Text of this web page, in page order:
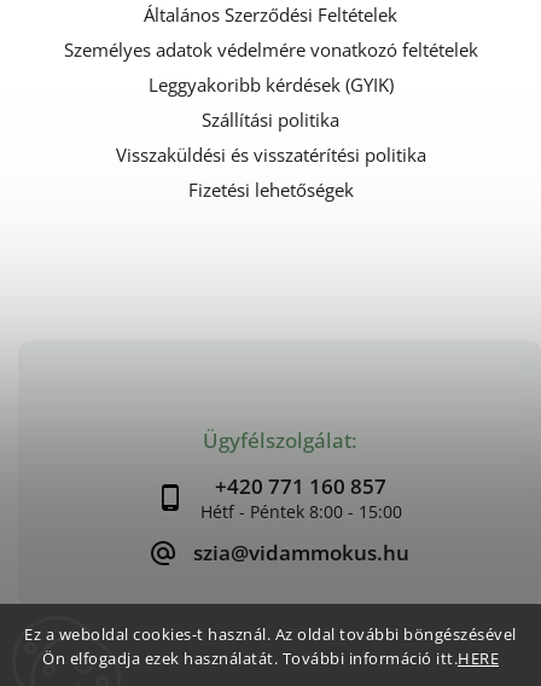
Ez a weboldal cookies-t használ. Az oldal további böngészésével
Ön elfogadja ezek használatát. További információ itt.HERE
Ügyfélszolgálat:
+420 771 160 857
szia@vidammokus.hu
Általános Szerződési Feltételek
Személyes adatok védelmére vonatkozó feltételek
Leggyakoribb kérdések (GYIK)
Szállítási politika
Visszaküldési és visszatérítési politika
Fizetési lehetőségek